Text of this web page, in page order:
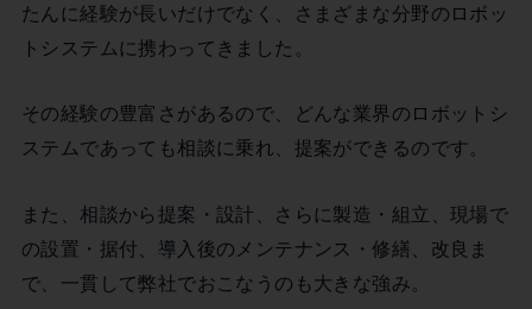
たんに経験が長いだけでなく、さまざまな分野のロボッ
トシステムに携わってきました。
その経験の豊富さがあるので、どんな業界のロボットシ
ステムであっても相談に乗れ、提案ができるのです。
また、相談から提案・設計、さらに製造・組立、現場で
の設置・据付、導入後のメンテナンス・修繕、改良ま
で、一貫して弊社でおこなうのも大きな強み。